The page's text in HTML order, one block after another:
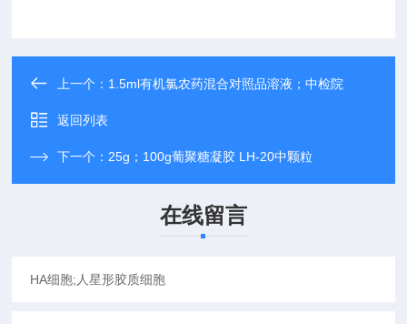
上一个： 1.5ml有机氯农药混合对照品溶液；中检院
返回列表
下一个： 25g；100g葡聚糖凝胶 LH-20中颗粒
在线留言